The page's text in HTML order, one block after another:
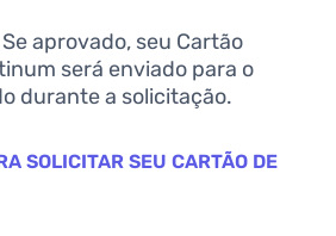
Se aprovado, seu Cartão
será enviado para o
durante a solicitação.
SOLICITAR SEU CARTÃO DE